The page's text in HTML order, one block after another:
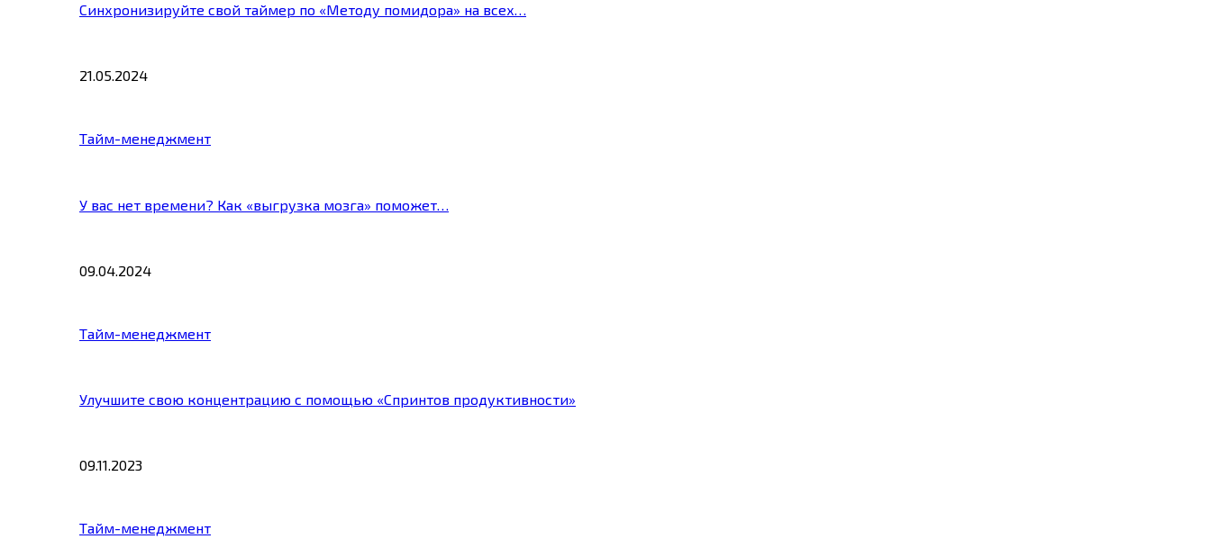
Синхронизируйте свой таймер по «Методу помидора» на всех…
21.05.2024
Тайм-менеджмент
У вас нет времени? Как «выгрузка мозга» поможет…
09.04.2024
Тайм-менеджмент
Улучшите свою концентрацию с помощью «Спринтов продуктивности»
09.11.2023
Тайм-менеджмент